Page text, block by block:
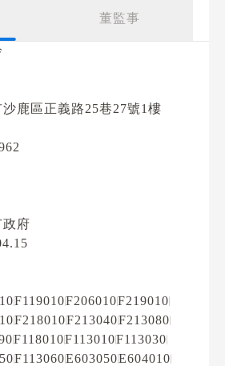
董監事
鹿區正義路25巷27號1樓
政府
F119010F206010F219010
F218010F213040F213080
F118010F113010F113030
F113060E603050E604010